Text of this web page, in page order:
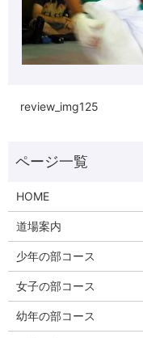
review_img125
HOME
道場案内
少年の部コース
女子の部コース
幼年の部コース